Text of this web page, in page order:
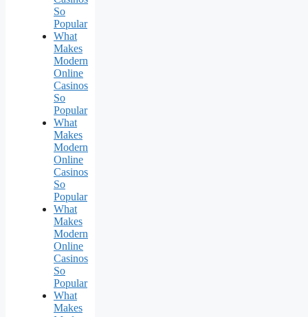
So
Popular
What
Makes
Modern
Online
Casinos
So
Popular
What
Makes
Modern
Online
Casinos
So
Popular
What
Makes
Modern
Online
Casinos
So
Popular
What
Makes